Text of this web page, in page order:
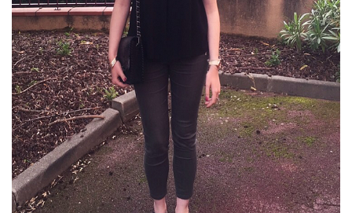
plus
belles
marques
de
sacs
vegan
:
7
alternatives
éco-
responsables
au
cuir
11/04/2026